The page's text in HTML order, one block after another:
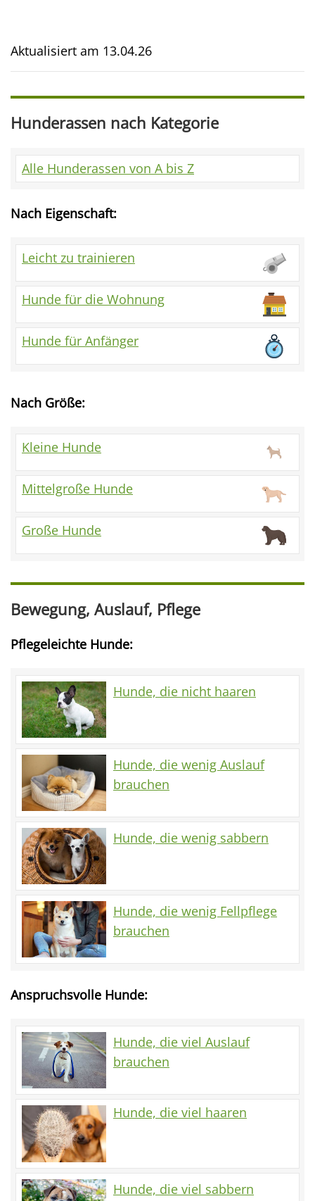
Aktualisiert am 13.04.26
Hunderassen nach Kategorie
Alle Hunderassen von A bis Z
Nach Eigenschaft:
Leicht zu trainieren
Hunde für die Wohnung
Hunde für Anfänger
Nach Größe:
Kleine Hunde
Mittelgroße Hunde
Große Hunde
Bewegung, Auslauf, Pflege
Pflegeleichte Hunde:
Hunde, die nicht haaren
Hunde, die wenig Auslauf
brauchen
Hunde, die wenig sabbern
Hunde, die wenig Fellpflege
brauchen
Anspruchsvolle Hunde:
Hunde, die viel Auslauf
brauchen
Hunde, die viel haaren
Hunde, die viel sabbern